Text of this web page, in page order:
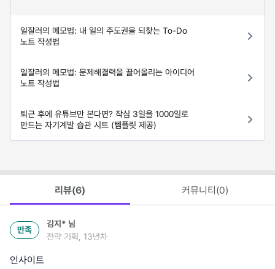
일잘러의 메모법: 내 일의 주도권을 되찾는 To-Do
노트 작성법
일잘러의 메모법: 문제해결력을 끌어올리는 아이디어
노트 작성법
퇴근 후에 유튜브만 본다면? 작심 3일을 1000일로
만드는 자기계발 습관 시트 (템플릿 제공)
리뷰(6) 커뮤니티(0)
만족
김지* 님
전략 기획, 13년차
인사이트